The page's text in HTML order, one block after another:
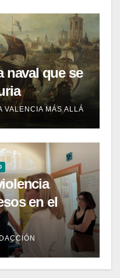
naval que se
VALENCIA MÁS ALLÁ
en el